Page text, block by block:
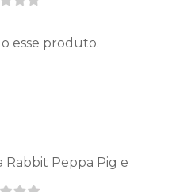
esse produto.
Rabbit Peppa Pig e